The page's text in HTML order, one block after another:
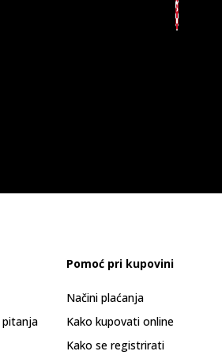
pitanja
Pomoć pri kupovini
Načini plaćanja
Kako kupovati online
Kako se registrirati